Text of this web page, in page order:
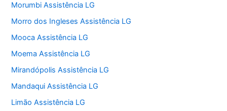
Morumbi Assistência LG
Morro dos Ingleses Assistência LG
Mooca Assistência LG
Moema Assistência LG
Mirandópolis Assistência LG
Mandaqui Assistência LG
Limão Assistência LG